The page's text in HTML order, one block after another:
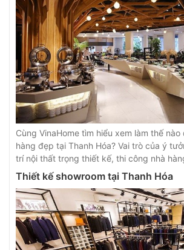
Cùng VinaHome tìm hiểu xem làm thế
hàng đẹp tại Thanh Hóa? Vai trò của ý tưởng về thiết kế, bố
trí nội thất trọng thiết kế, thi công nhà
Thiết kế showroom tại Thanh Hóa